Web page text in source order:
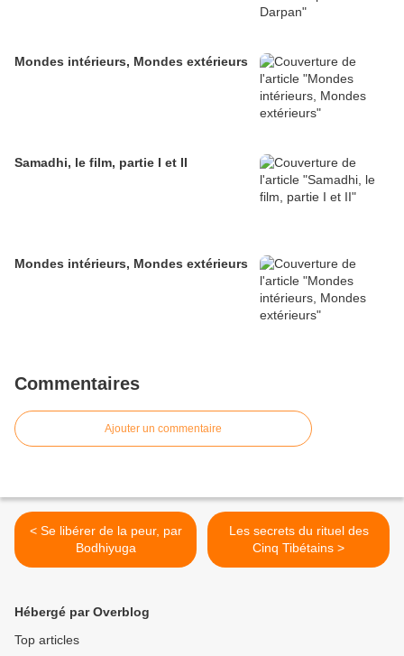
Mondes intérieurs, Mondes extérieurs
Samadhi, le film, partie I et II
Mondes intérieurs, Mondes extérieurs
Commentaires
Ajouter un commentaire
< Se libérer de la peur, par
Bodhiyuga
Les secrets du rituel des
Cinq Tibétains >
Hébergé par Overblog
Top articles